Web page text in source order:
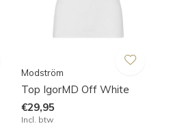
Modström
Top IgorMD Off White
€29,95
Incl. btw